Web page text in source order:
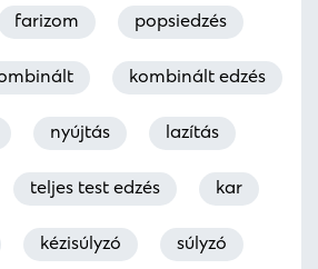
farizom popsiedzés
kombinált edzés
nyújtás lazítás
teljes test edzés kar
kézisúlyzó súlyzó